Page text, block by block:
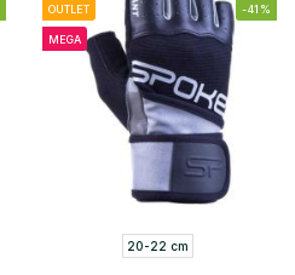
OUTLET
MEGA
-41%
20-22 cm